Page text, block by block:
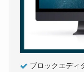
ブロックエディ